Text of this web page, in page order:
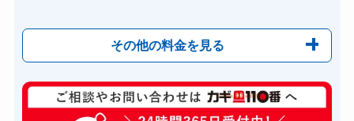
その他の料金を見る
玄関カギ修理 6,600円～(税込)